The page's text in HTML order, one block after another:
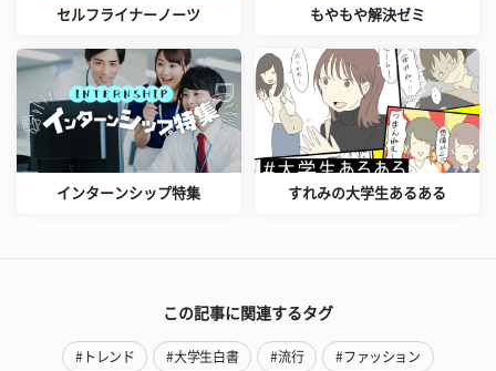
セルフライナーノーツ もやもや解決ゼミ
インターンシップ特集 すれみの大学生あるある
この記事に関連するタグ
#トレンド #大学生白書 #流行 #ファッション